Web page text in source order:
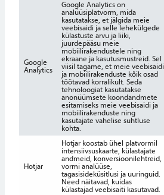
Google
Analytics
Google Analytics on
analüüsiplatvorm, mida
kasutatakse, et jälgida meie
veebisaidi ja selle lehekülgede
külastuste arvu ja liiki,
juurdepääsu meie
mobiilirakendustele ning
ekraane ja kasutusmustreid. Sel
viisil tagame, et meie veebisaidi
ja mobiilirakenduste kõik osad
töötavad korralikult. Seda
tehnoloogiat kasutatakse
anonüümsete koondandmete
esitamiseks meie veebisaidi ja
mobiilirakenduste ning
kasutajate vahelise suhtluse
kohta.
Hotjar
Hotjar koostab ühel platvormil
intensiivsuskaarte, külastajate
andmeid, konversioonilehtreid,
vormi analüüse,
tagasisideküsitlusi ja uuringuid.
Need näitavad, kuidas
külastajad veebisaiti kasutavad.